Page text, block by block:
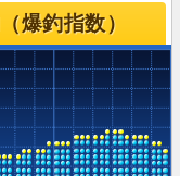
爆釣指数）